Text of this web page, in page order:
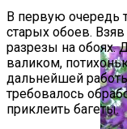
В первую очередь
старых обоев.
разрезы на обоях.
валиком,
дальнейшей
требовалось
приклеить багеты.